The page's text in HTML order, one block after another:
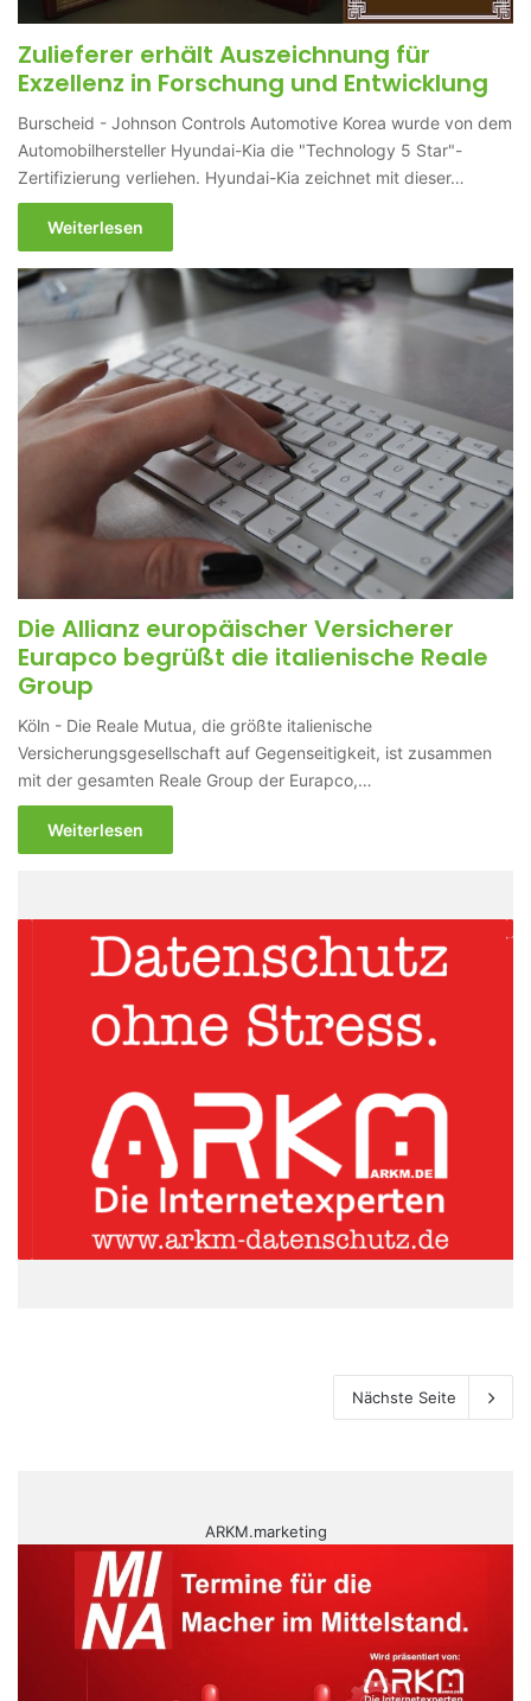
Zulieferer erhält Auszeichnung für
Exzellenz in Forschung und Entwicklung
Burscheid - Johnson Controls Automotive Korea wurde von dem
Automobilhersteller Hyundai-Kia die "Technology 5 Star"-
Zertifizierung verliehen. Hyundai-Kia zeichnet mit dieser…
Weiterlesen
Die Allianz europäischer Versicherer
Eurapco begrüßt die italienische Reale
Group
Köln - Die Reale Mutua, die größte italienische
Versicherungsgesellschaft auf Gegenseitigkeit, ist zusammen
mit der gesamten Reale Group der Eurapco,…
Weiterlesen
Nächste Seite
ARKM.marketing